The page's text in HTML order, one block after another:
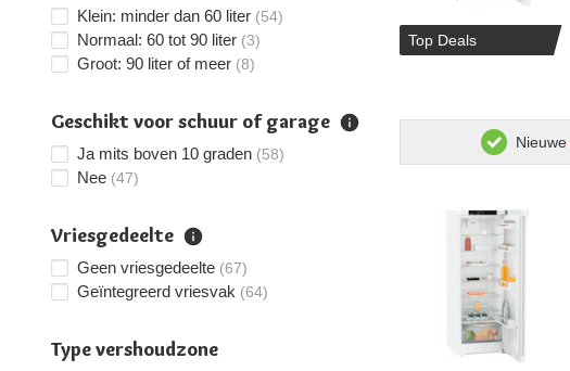
Top Deals
Nieuwe
Klein: minder dan 60 liter (54)
Normaal: 60 tot 90 liter (3)
Groot: 90 liter of meer (8)
Geschikt voor schuur of garage
Ja mits boven 10 graden (58)
Nee (47)
Vriesgedeelte
Geen vriesgedeelte (67)
Geïntegreerd vriesvak (64)
Type vershoudzone